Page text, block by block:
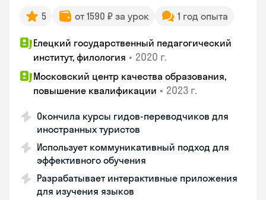
5 от 1590 ₽ за урок 1 год опыта
Елецкий государственный педагогический
институт, филология • 2020 г.
Московский центр качества образования,
повышение квалификации • 2023 г.
Окончила курсы гидов-переводчиков для
иностранных туристов
Использует коммуникативный подход для
эффективного обучения
Разрабатывает интерактивные приложения
для изучения языков